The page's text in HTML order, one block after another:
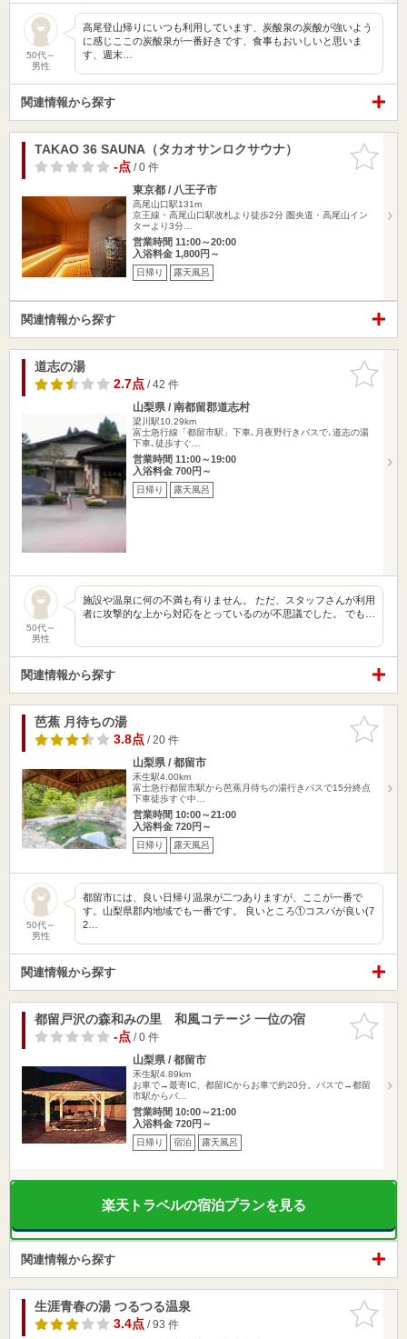
50代～
男性
高尾登山帰りにいつも利用しています、炭酸泉の炭酸が強いよう
に感じここの炭酸泉が一番好きです、食事もおいしいと思いま
す、週末…
関連情報から探す
お気に入
りに追加
TAKAO 36 SAUNA（タカオサンロクサウナ）
-点/ 0 件
東京都 / 八王子市
高尾山口駅131m
京王線・高尾山口駅改札より徒歩2分 圏央道・高尾山イン
ターより3分…
営業時間 11:00～20:00
入浴料金 1,800円～
日帰り 露天風呂
関連情報から探す
お気に入
りに追加
道志の湯
2.7点/ 42 件
山梨県 / 南都留郡道志村
梁川駅10.29km
富士急行線「都留市駅」下車､月夜野行きバスで､道志の湯
下車､徒歩すぐ…
営業時間 11:00～19:00
入浴料金 700円～
日帰り 露天風呂
50代～
男性
施設や温泉に何の不満も有りません。 ただ、スタッフさんが利用
者に攻撃的な上から対応をとっているのが不思議でした。 でも…
関連情報から探す
お気に入
りに追加
芭蕉 月待ちの湯
3.8点/ 20 件
山梨県 / 都留市
禾生駅4.00km
富士急行都留市駅から芭蕉月待ちの湯行きバスで15分終点
下車徒歩すぐ中…
営業時間 10:00～21:00
入浴料金 720円～
日帰り 露天風呂
50代～
男性
都留市には、良い日帰り温泉が二つありますが、ここが一番で
す。山梨県郡内地域でも一番です。 良いところ①コスパが良い(7
2…
関連情報から探す
お気に入
りに追加
都留戸沢の森和みの里 和風コテージ 一位の宿
-点/ 0 件
山梨県 / 都留市
禾生駅4.89km
お車で→最寄IC、都留ICからお車で約20分。バスで→都留
市駅からバ…
営業時間 10:00～21:00
入浴料金 720円～
日帰り 宿泊 露天風呂
楽天トラベルの宿泊プランを見る
関連情報から探す
お気に入
りに追加
生涯青春の湯 つるつる温泉
3.4点/ 93 件